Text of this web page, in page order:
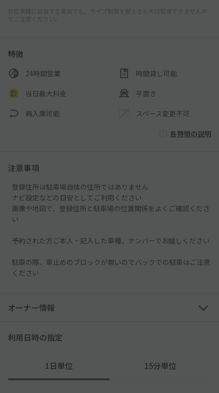
対応車種に該当する車両でも、サイズ制限を超えるものは駐車できませんの
でご注意ください。
特徴
24時間営業 時間貸し可能
当日最大料金 平置き
再入庫可能 スペース変更不可
各特徴の説明
注意事項
登録住所は駐車場自体の住所ではありません
ナビ設定などの目安としてご利用ください
画像や地図で、登録住所と駐車場の位置関係をよくご確認くださ
い
予約された方ご本人・記入した車種、ナンバーでお越しください
駐車の際、車止めのブロックが無いのでバックでの駐車はご注意
ください
オーナー情報
利用日時の指定
1日単位 15分単位